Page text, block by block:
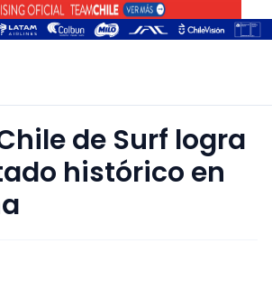
de Surf logra
histórico en